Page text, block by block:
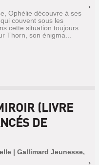
Ophélie découvre à ses
couvent sous les
cette situation toujours
Thorn, son énigma...
(LIVRE
DE
| Gallimard Jeunesse,